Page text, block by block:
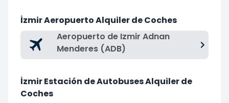
İzmir Aeropuerto Alquiler de Coches
Aeropuerto de Izmir Adnan
Menderes (ADB)
İzmir Estación de Autobuses Alquiler de
Coches